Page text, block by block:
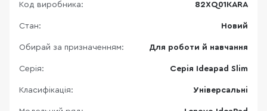
Код виробника: 82XQ01KARA
Стан: Новий
Обирай за призначенням: Для роботи й навчання
Серія: Серія Ideapad Slim
Класифікація: Універсальні